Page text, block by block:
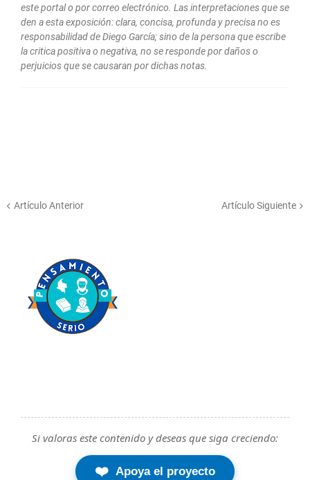
este portal o por correo electrónico. Las interpretaciones que se
den a esta exposición: clara, concisa, profunda y precisa no es
responsabilidad de Diego García; sino de la persona que escribe
la critica positiva o negativa, no se responde por daños o
perjuicios que se causaran por dichas notas.
Artículo Anterior Artículo Siguiente
Si valoras este contenido y deseas que siga creciendo:
❤️ Apoya el proyecto